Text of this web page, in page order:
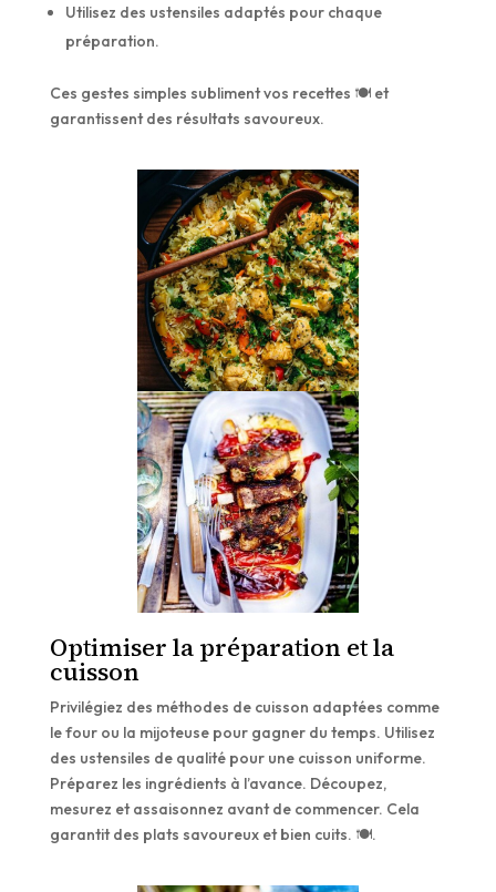
Utilisez des ustensiles adaptés pour chaque
préparation.
Ces gestes simples subliment vos recettes 🍽️ et
garantissent des résultats savoureux.
Optimiser la préparation et la
cuisson
Privilégiez des méthodes de cuisson adaptées comme
le four ou la mijoteuse pour gagner du temps. Utilisez
des ustensiles de qualité pour une cuisson uniforme.
Préparez les ingrédients à l’avance. Découpez,
mesurez et assaisonnez avant de commencer. Cela
garantit des plats savoureux et bien cuits. 🍽️.